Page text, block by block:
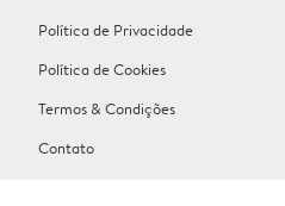
Política de Privacidade
Política de Cookies
Termos & Condições
Contato